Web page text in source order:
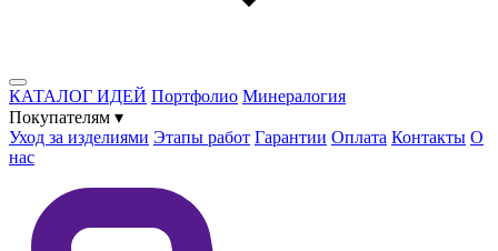
КАТАЛОГ ИДЕЙ Портфолио Минералогия
Покупателям ▾
Уход за изделиями Этапы работ Гарантии Оплата Контакты О
нас